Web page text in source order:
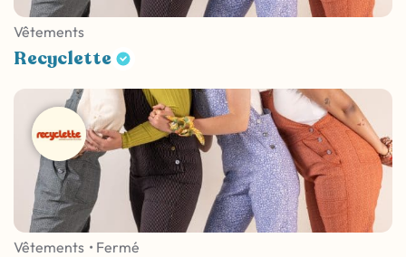
Vêtements
Recyclette
Vêtements • Fermé